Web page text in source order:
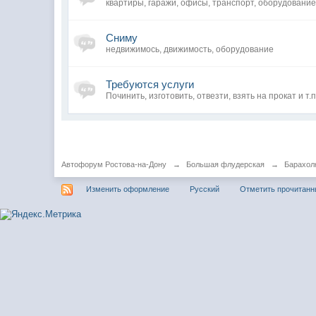
квартиры, гаражи, офисы, транспорт,
Сниму
недвижимось, движимость, оборудование
Требуются услуги
Починить, изготовить, отвезти, взять на прокат и
Автофорум Ростова-на-Дону → Большая флудерская →
Изменить оформление Русский Отметить